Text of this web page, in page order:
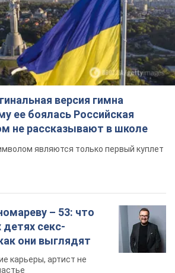
версия гимна
ее боялась Российская
не рассказывают в школе
являются только первый куплет
– 53: что
детях секс-
они выглядят
карьеры, артист не